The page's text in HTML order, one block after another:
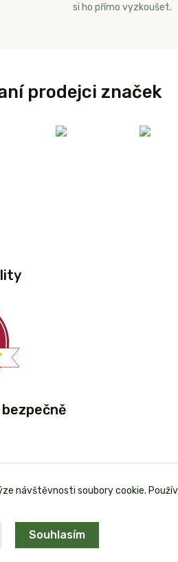
si ho přímo vyzkoušet.
prodejci značek
návštěvnosti soubory cookie.
Souhlasím